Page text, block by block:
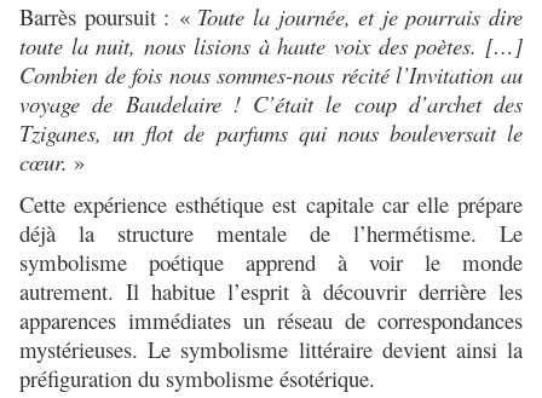
Barrès poursuit : « Toute la journée, et je pourrais dire
toute la nuit, nous lisions à haute voix des poètes. […]
Combien de fois nous sommes-nous récité l’Invitation au
voyage de Baudelaire ! C’était le coup d’archet des
Tziganes, un flot de parfums qui nous bouleversait le
cœur. »
Cette expérience esthétique est capitale car elle prépare
déjà la structure mentale de l’hermétisme. Le
symbolisme poétique apprend à voir le monde
autrement. Il habitue l’esprit à découvrir derrière les
apparences immédiates un réseau de correspondances
mystérieuses. Le symbolisme littéraire devient ainsi la
préfiguration du symbolisme ésotérique.